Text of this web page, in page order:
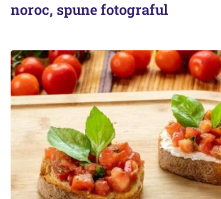
noroc, spune fotograful